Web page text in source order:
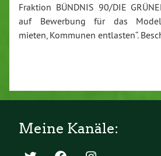
Fraktion BÜNDNIS 90/DIE
auf Bewerbung für das
mieten, Kommunen entlasten“.
Meine Kanäle: